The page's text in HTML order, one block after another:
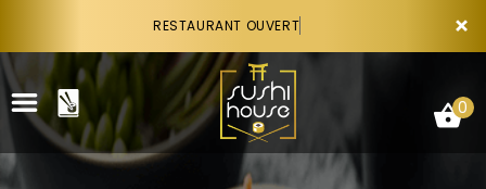
×
RESTAURANT OUVERT
0